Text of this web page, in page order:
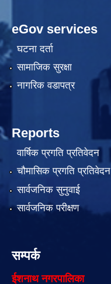
eGov services
घटना दर्ता
सामाजिक सुरक्षा
नागरिक वडापत्र
Reports
वार्षिक प्रगति प्रतिवेदन
चौमासिक प्रगति प्रतिवेदन
सार्वजनिक सुनुवाई
सार्वजनिक परीक्षण
सम्पर्क
ईशनाथ नगरपालिका